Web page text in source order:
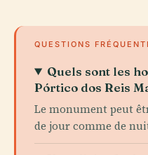
QUESTIONS
Quels sont les
Pórtico dos Reis
Le monument peut
de jour comme de